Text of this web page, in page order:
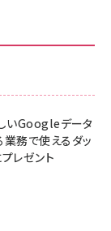
いGoogleデータ
務で使えるダッ
レゼント